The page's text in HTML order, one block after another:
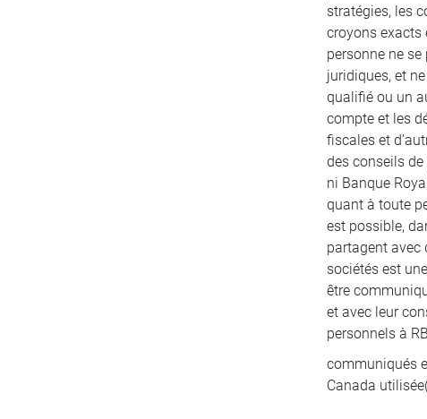
stratégies, les
croyons exacts
personne ne
juridiques, et
qualifié ou un
compte et les
fiscales et
des conseils
ni Banque
quant à toute
est possible,
partagent avec
sociétés est
être
et avec leur
personnels à
communiqués
Canada